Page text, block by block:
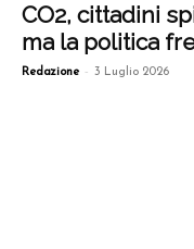
CO2, cittadini
ma la politica
Redazione - 3 Luglio 2026